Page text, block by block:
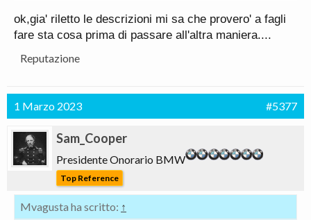
ok,gia' riletto le descrizioni mi sa che provero' a fagli
fare sta cosa prima di passare all'altra maniera....
Reputazione
1 Marzo 2023 #5377
Sam_Cooper
Presidente Onorario BMW
Top Reference
Mvagusta ha scritto: ↑